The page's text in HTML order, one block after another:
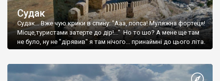
Судак
Судак... Вже чую крики в спину: "Ааа, попса! Муляжна фортеця!
Місце,туристами затерте до дір!..." Но то шо? А мене ще там
не було, ну не "дірявив" я там нічого... принаймні до цього літа.